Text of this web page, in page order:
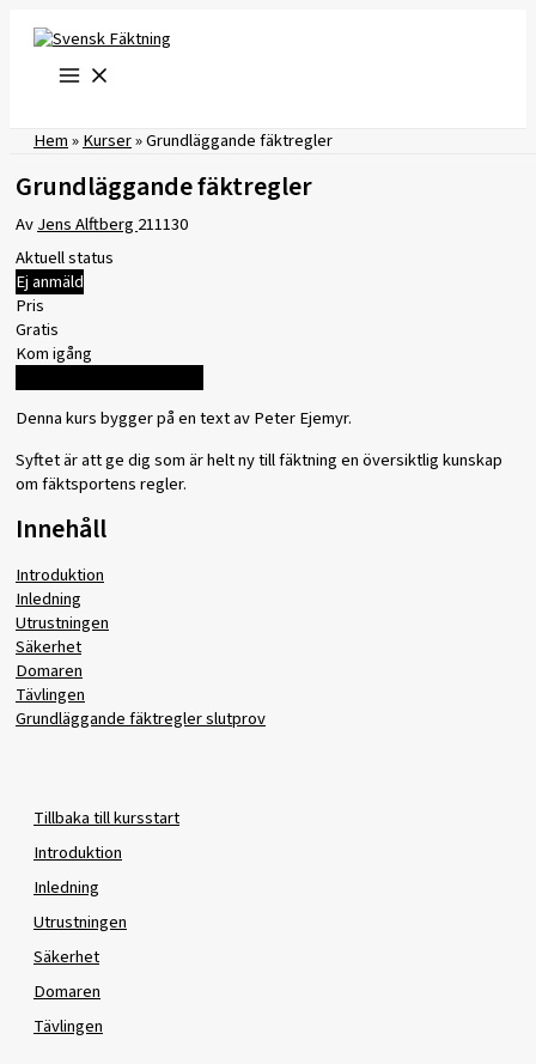
innehåll
Hem»Kurser»Grundläggande fäktregler
Grundläggande fäktregler
AvJens Alftberg211130
Aktuell status
Ej anmäld
Pris
Gratis
Kom igång
Denna kurs bygger på en text av Peter Ejemyr.
Syftet är att ge dig som är helt ny till fäktning en översiktlig kunskap
om fäktsportens regler.
Innehåll
Introduktion
Inledning
Utrustningen
Säkerhet
Domaren
Tävlingen
Grundläggande fäktregler slutprov
Tillbaka till kursstart
Introduktion
Inledning
Utrustningen
Säkerhet
Domaren
Tävlingen